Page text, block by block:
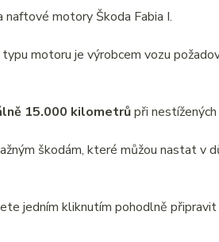
naftové motory Škoda Fabia I.
motoru je výrobcem vozu
15.000 kilometrůpři
škodám, které můžou nastat v
jedním kliknutím pohodlně připravit